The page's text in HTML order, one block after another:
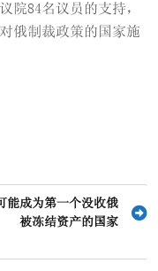
院84名议员的支持，
俄制裁政策的国家施
能成为第一个没收俄
被冻结资产的国家